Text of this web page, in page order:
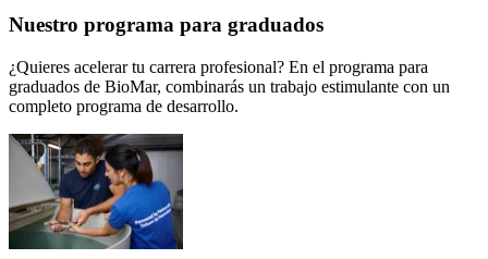
Nuestro programa para graduados
¿Quieres acelerar tu carrera profesional? En el programa para
graduados de BioMar, combinarás un trabajo estimulante con un
completo programa de desarrollo.